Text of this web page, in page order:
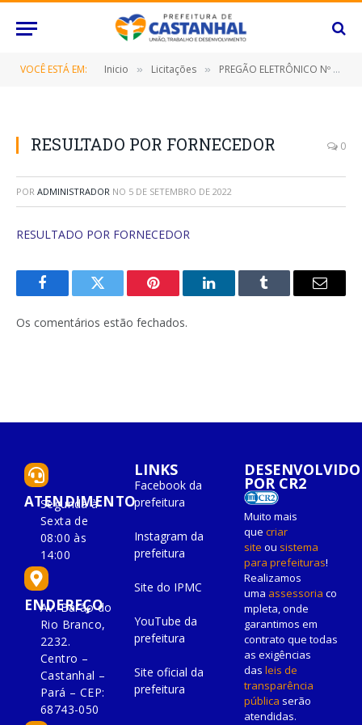
VOCÊ ESTÁ EM: Inicio » Licitações » PREGÃO ELETRÔNICO Nº 062/2022-SRP (CONTRATAÇÃO DE EMPRESA ESPECIALIZADA NO FORNECIMENTO ÁGUA MINERAL EM EMBALAGEM DE 200ML)
RESULTADO POR FORNECEDOR 0
POR ADMINISTRADOR NO 5 DE SETEMBRO DE 2022
RESULTADO POR FORNECEDOR
FacebookTwitter Pinterest O
Tumblr
E-
Os comentários estão fechados.
ATENDIMENTO
Segunda à
Sexta de
08:00 às
14:00
ENDEREÇO
Av. Barão do
Rio Branco,
2232.
Centro –
Castanhal –
Pará – CEP:
68743-050
LINKS
Facebook da
prefeitura
Instagram da
prefeitura
Site do IPMC
YouTube da
prefeitura
Site oficial da
prefeitura
DESENVOLVIDO
POR CR2
Muito mais
que criar
site ou sistema
para prefeituras!
Realizamos
uma assessoria co
mpleta, onde
garantimos em
contrato que todas
as exigências
das leis de
transparência
pública serão
atendidas.